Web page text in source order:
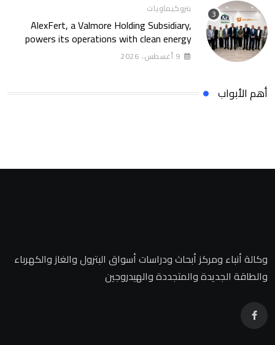
بتروكيماويات
AlexFert, a Valmore Holding Subsidiary,
powers its operations with clean energy
through a 30-year partnership with
SolarizEgypt
9 أغسطس، 2026
أهم الأبواب
وكالة أنباء ومركز أبحاث ودراسات أسواق البترول والغاز والكهرباء
والطاقة الجديدة والمتجددة والهيدروجين